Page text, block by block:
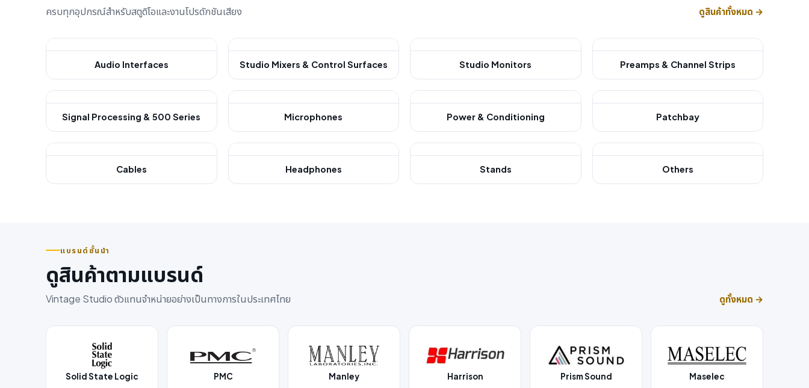
ครบทุกอุปกรณ์สำหรับสตูดิโอและงานโปรดักชันเสียง ดูสินค้าทั้งหมด →
Audio Interfaces Studio Mixers & Control Surfaces Studio Monitors Preamps & Channel Strips
Signal Processing & 500 Series Microphones Power & Conditioning Patchbay
Cables Headphones Stands Others
แบรนด์ชั้นนำ
ดูสินค้าตามแบรนด์
Vintage Studio ตัวแทนจำหน่ายอย่างเป็นทางการในประเทศไทย ดูทั้งหมด →
Solid State Logic PMC Manley Harrison Prism Sound Maselec